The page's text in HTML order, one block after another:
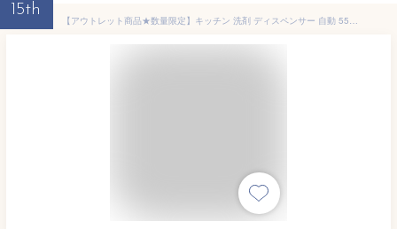
15th
【アウトレット商品★数量限定】キッチン 洗剤 ディスペンサー 自動 550ml ハンドソープ ディスペンサー 自動 液体 充電式 おしゃれ キッチン 洗剤 ディスペンサー 自動 液体 ディスペンサー